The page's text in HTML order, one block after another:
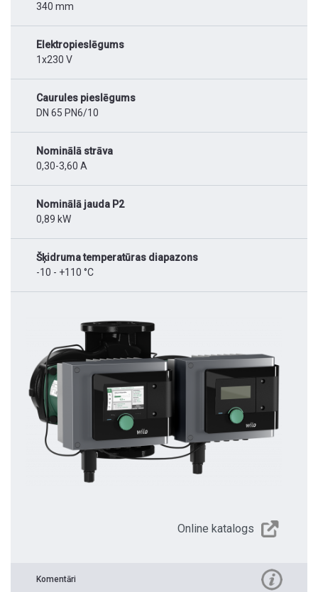
340 mm
Elektropieslēgums
1x230 V
Caurules pieslēgums
DN 65 PN6/10
Nominālā strāva
0,30-3,60 A
Nominālā jauda P2
0,89 kW
Šķidruma temperatūras diapazons
-10 - +110 °C
Online katalogs
Komentāri